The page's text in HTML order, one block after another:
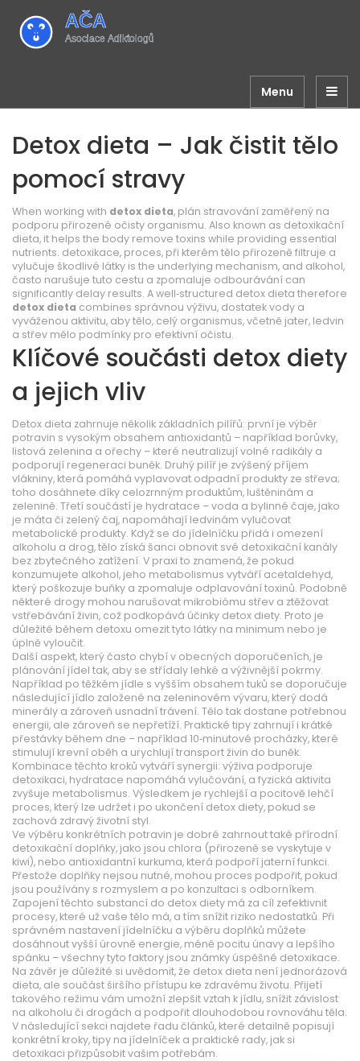
Menu
Detox dieta – Jak čistit tělo
pomocí stravy
When working with detox dieta, plán stravování zaměřený na
podporu přirozené očisty organismu. Also known as detoxikační
dieta, it helps the body remove toxins while providing essential
nutrients. detoxikace, proces, při kterém tělo přirozeně filtru­je a
vylučuje škodlivé látky is the underlying mechanism, and alkohol,
často narušuje tuto cestu a zpomaluje odbourávání can
significantly delay results. A well‑structured detox dieta therefore
detox dieta combines správnou výživu, dostatek vody a
vyváženou aktivitu, abytělo, celý organismus, včetně jater, ledvin
a střev mělo podmínky pro efektivní očistu.
Klíčové součásti detox diety
a jejich vliv
Detox dieta zahrnuje několik základních pilířů: první je výběr
potravin s vysokým obsahem antioxidantů – například borůvky,
listová zelenina a ořechy – které neutralizují volné radikály a
podporují regeneraci buněk. Druhý pilíř je zvýšený příjem
vlákniny, která pomáhá vyplavovat odpadní produkty ze střeva;
toho dosáhnete díky celozrnným produktům, luštěninám a
zelenině. Třetí součástí je hydratace – voda a bylinné čaje, jako
je máta či zelený čaj, napomáhají ledvinám vylučovat
metabolické produkty. Když se do jídelníčku přidá i omezení
alkoholu a drog, tělo získá šanci obnovit své detoxikační kanály
bez zbytečného zatížení. V praxi to znamená, že pokud
konzumujete alkohol, jeho metabolismus vytváří acetaldehyd,
který poškozuje buňky a zpomaluje odplavování toxinů. Podobně
některé drogy mohou narušovat mikrobiómu střev a ztěžovat
vstřebávání živin, což podkopává účinky detox diety. Proto je
důležité během detoxu omezit tyto látky na minimum nebo je
úplně vyloučit.
Další aspekt, který často chybí v obecných doporučeních, je
plánování jídel tak, aby se střídaly lehké a výživnější pokrmy.
Například po těžkém jídle s vyšším obsahem tuků se doporučuje
následující jídlo založené na zeleninovém vývaru, který dodá
minerály a zároveň usnadní trávení. Tělo tak dostane potřebnou
energii, ale zároveň se nepřetíží. Praktické tipy zahrnují i krátké
přestávky během dne – například 10‑minutové procházky, které
stimulují krevní oběh a urychlují transport živin do buněk.
Kombinace těchto kroků vytváří synergii: výživa podporuje
detoxikaci, hydratace napomáhá vylučování, a fyzická aktivita
zvyšuje metabolismus. Výsledkem je rychlejší a pocitově lehčí
proces, který lze udržet i po ukončení detox diety, pokud se
zachová zdravý životní styl.
Ve výběru konkrétních potravin je dobré zahrnout také přírodní
detoxikační doplňky, jako jsou chlora (přirozeně se vyskytuje v
kiwi), nebo antioxidantní kurkuma, která podpoří jaterní funkci.
Přestože doplňky nejsou nutné, mohou proces podpořit, pokud
jsou používány s rozmyslem a po konzultaci s odborníkem.
Zapojení těchto substancí do deto­x diety má za cíl zefektivnit
procesy, které už vaše tělo má, a tím snížit riziko nedostatků. Při
správném nastavení jídelníčku a výběru doplňků můžete
dosáhnout vyšší úrovně energie, méně pocitu únavy a lepšího
spánku – všechny tyto faktory jsou známky úspěšné detoxikace.
Na závěr je důležité si uvědomit, že detox dieta není jednorázová
dieta, ale součást širšího přístupu ke zdravému životu. Přijetí
takového režimu vám umožní zlepšit vztah k jídlu, snížit závislost
na alkoholu či drogách a podpořit dlouhodobou rovnováhu těla.
V následující sekci najdete řadu článků, které detailně popisují
konkrétní kroky, tipy na jídelníček a praktické rady, jak si
detoxikaci přizpůsobit vašim potřebám.